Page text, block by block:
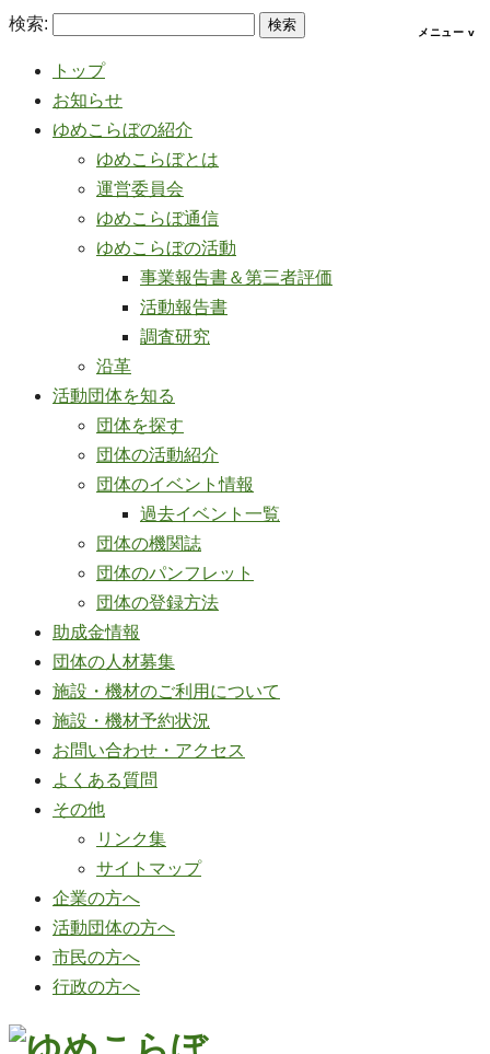
検索:
トップ
お知らせ
ゆめこらぼの紹介
ゆめこらぼとは
運営委員会
ゆめこらぼ通信
ゆめこらぼの活動
事業報告書＆第三者評価
活動報告書
調査研究
沿革
活動団体を知る
団体を探す
団体の活動紹介
団体のイベント情報
過去イベント一覧
団体の機関誌
団体のパンフレット
団体の登録方法
助成金情報
団体の人材募集
施設・機材のご利用について
施設・機材予約状況
お問い合わせ・アクセス
よくある質問
その他
リンク集
サイトマップ
企業の方へ
活動団体の方へ
市民の方へ
行政の方へ